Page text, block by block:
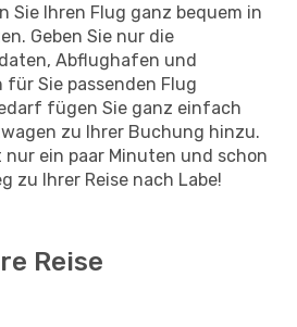
Sie Ihren Flug ganz bequem in
Geben Sie nur die
Abflughafen und
für Sie passenden Flug
fügen Sie ganz einfach
zu Ihrer Buchung hinzu.
ein paar Minuten und schon
zu Ihrer Reise nach Labe!
Reise